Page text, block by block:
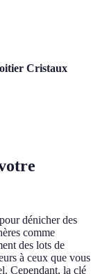
Cristaux
dénicher des
comme
des lots de
à ceux que vous
Cependant, la clé